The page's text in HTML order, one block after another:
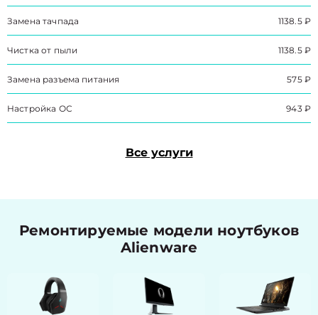
Замена тачпада 1138.5 ₽
Чистка от пыли 1138.5 ₽
Замена разъема питания 575 ₽
Настройка ОС 943 ₽
Все услуги
Ремонтируемые модели ноутбуков
Alienware